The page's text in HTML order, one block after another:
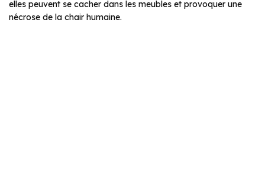
elles peuvent se cacher dans les meubles et provoquer une
nécrose de la chair humaine.